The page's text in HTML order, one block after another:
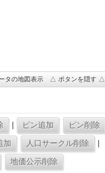
タの地図表示 △ ボタンを隠す △